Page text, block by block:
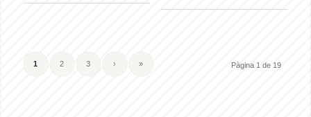
Pàgina 1 de 19
1 2 3 › »